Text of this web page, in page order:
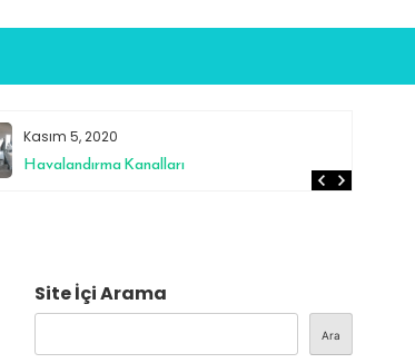
Kasım 5, 2020
Havalandırma Kanalları
Site İçi Arama
Ara